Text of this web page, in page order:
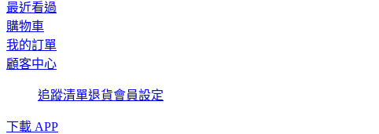
最近看過
購物車
我的訂單
顧客中心
追蹤清單退貨會員設定
下載 APP